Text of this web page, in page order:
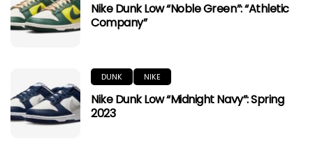
Nike Dunk Low “Noble Green”: “Athletic
Company”
DUNK NIKE
Nike Dunk Low “Midnight Navy”: Spring
2023